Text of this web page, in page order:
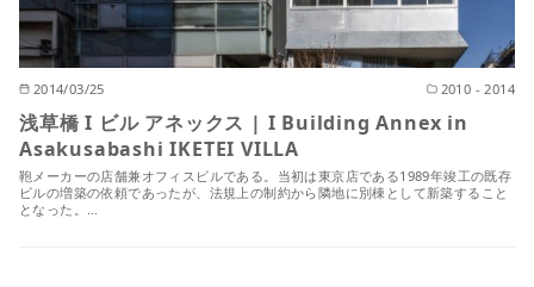
2014/03/25 2010 - 2014
浅草橋 I ビル アネックス | I Building Annex in
Asakusabashi IKETEI VILLA
鞄メーカーの店舗兼オフィスビルである。当初は東京店である1989年竣工の既存
ビルの増築の依頼であったが、法規上の制約から隣地に別棟として新築すること
となった。…